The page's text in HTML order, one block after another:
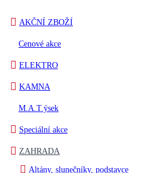
AKČNÍ ZBOŽÍ
Cenové akce
ELEKTRO
KAMNA
M.A.T.ýsek
Speciální akce
ZAHRADA
Altány, slunečníky, podstavce